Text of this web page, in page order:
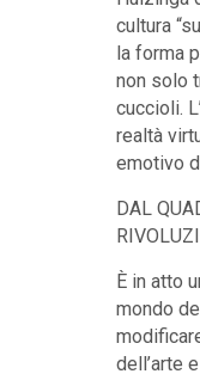
cultura
la forma
non solo
cuccioli.
realtà
emotivo
DAL
È in atto
mondo
dell’arte